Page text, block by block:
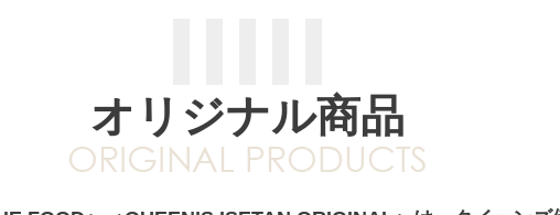
オリジナル商品